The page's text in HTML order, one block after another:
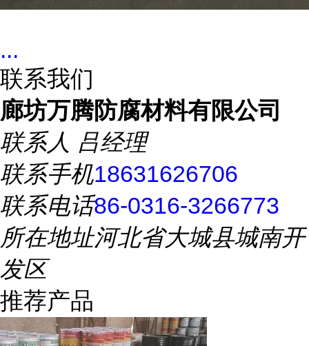
...
联系我们
廊坊万腾防腐材料有限公司
联系人 吕经理
联系手机18631626706
联系电话86-0316-3266773
所在地址河北省大城县城南开
发区
推荐产品